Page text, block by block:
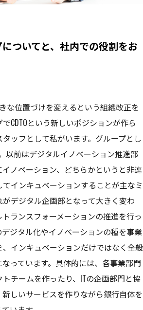
ついてと、社内での役割をお
な位置づけを変えるという組織改正を
CDTOという新しいポジションが作ら
ッフとして私がいます。グループとし
以前はデジタルイノベーション推進部
ノベーション、どちらかというと非連
インキュベーションすることが主なミ
デジタル企画部となって大きく変わ
ランスフォーメーションの推進を行っ
ジタル化やイノベーションの種を事業
インキュベーションだけではなく全般
っています。具体的には、各事業部門
チームを作ったり、ITの企画部門と協
しいサービスを作りながら銀行自体を